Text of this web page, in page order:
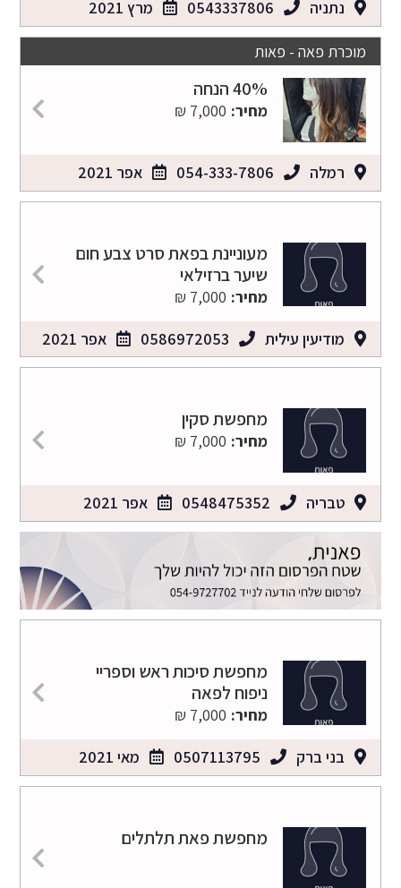
נתניה 0543337806 מרץ 2021
מוכרת פאה - פאות
40% הנחה
מחיר: 7,000 ₪
רמלה 054-333-7806 אפר 2021
מעוניינת בפאת סרט צבע חום
שיער ברזילאי
מחיר: 7,000 ₪
מודיעין עילית 0586972053 אפר 2021
מחפשת סקין
מחיר: 7,000 ₪
טבריה 0548475352 אפר 2021
מחפשת סיכות ראש וספריי
ניפוח לפאה
מחיר: 7,000 ₪
בני ברק 0507113795 מאי 2021
מחפשת פאת תלתלים